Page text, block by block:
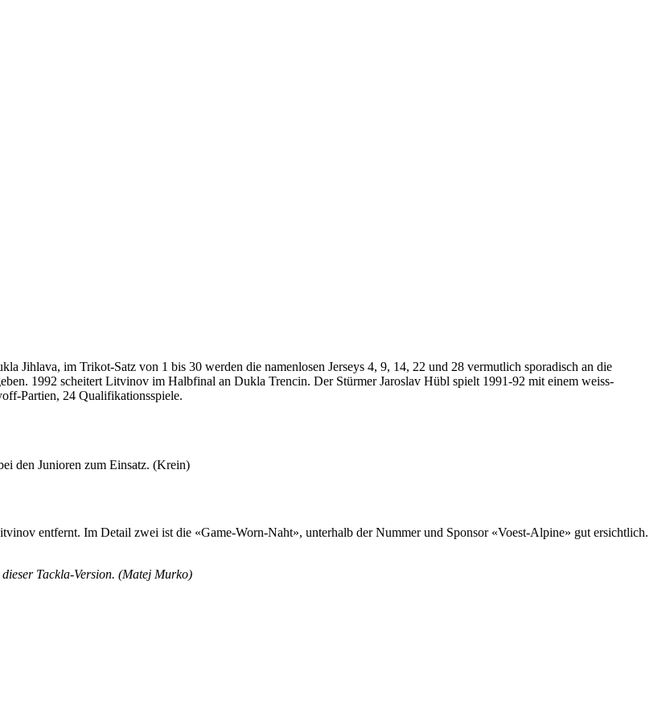
Jihlava, im Trikot-Satz von 1 bis 30 werden die namenlosen Jerseys 4, 9, 14, 22 und 28 vermutlich sporadisch an die
1992 scheitert Litvinov im Halbfinal an Dukla Trencin. Der Stürmer Jaroslav Hübl spielt 1991-92 mit einem weiss-
Partien, 24 Qualifikationsspiele.
den Junioren zum Einsatz. (Krein)
entfernt. Im Detail zwei ist die «Game-Worn-Naht», unterhalb der Nummer und Sponsor «Voest-Alpine» gut ersichtlich.
Tackla-Version. (Matej Murko)